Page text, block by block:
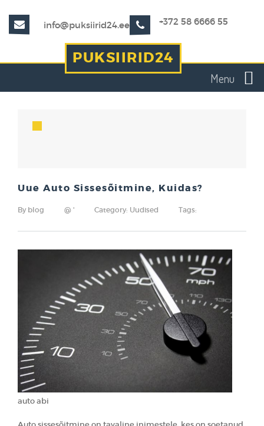
info@puksiirid24.ee +372 58 6666 55
PUKSIIRID24
Uue Auto Sissesõitmine, Kuidas?
By blog @ ' Category: Uudised Tags:
auto abi
Menu